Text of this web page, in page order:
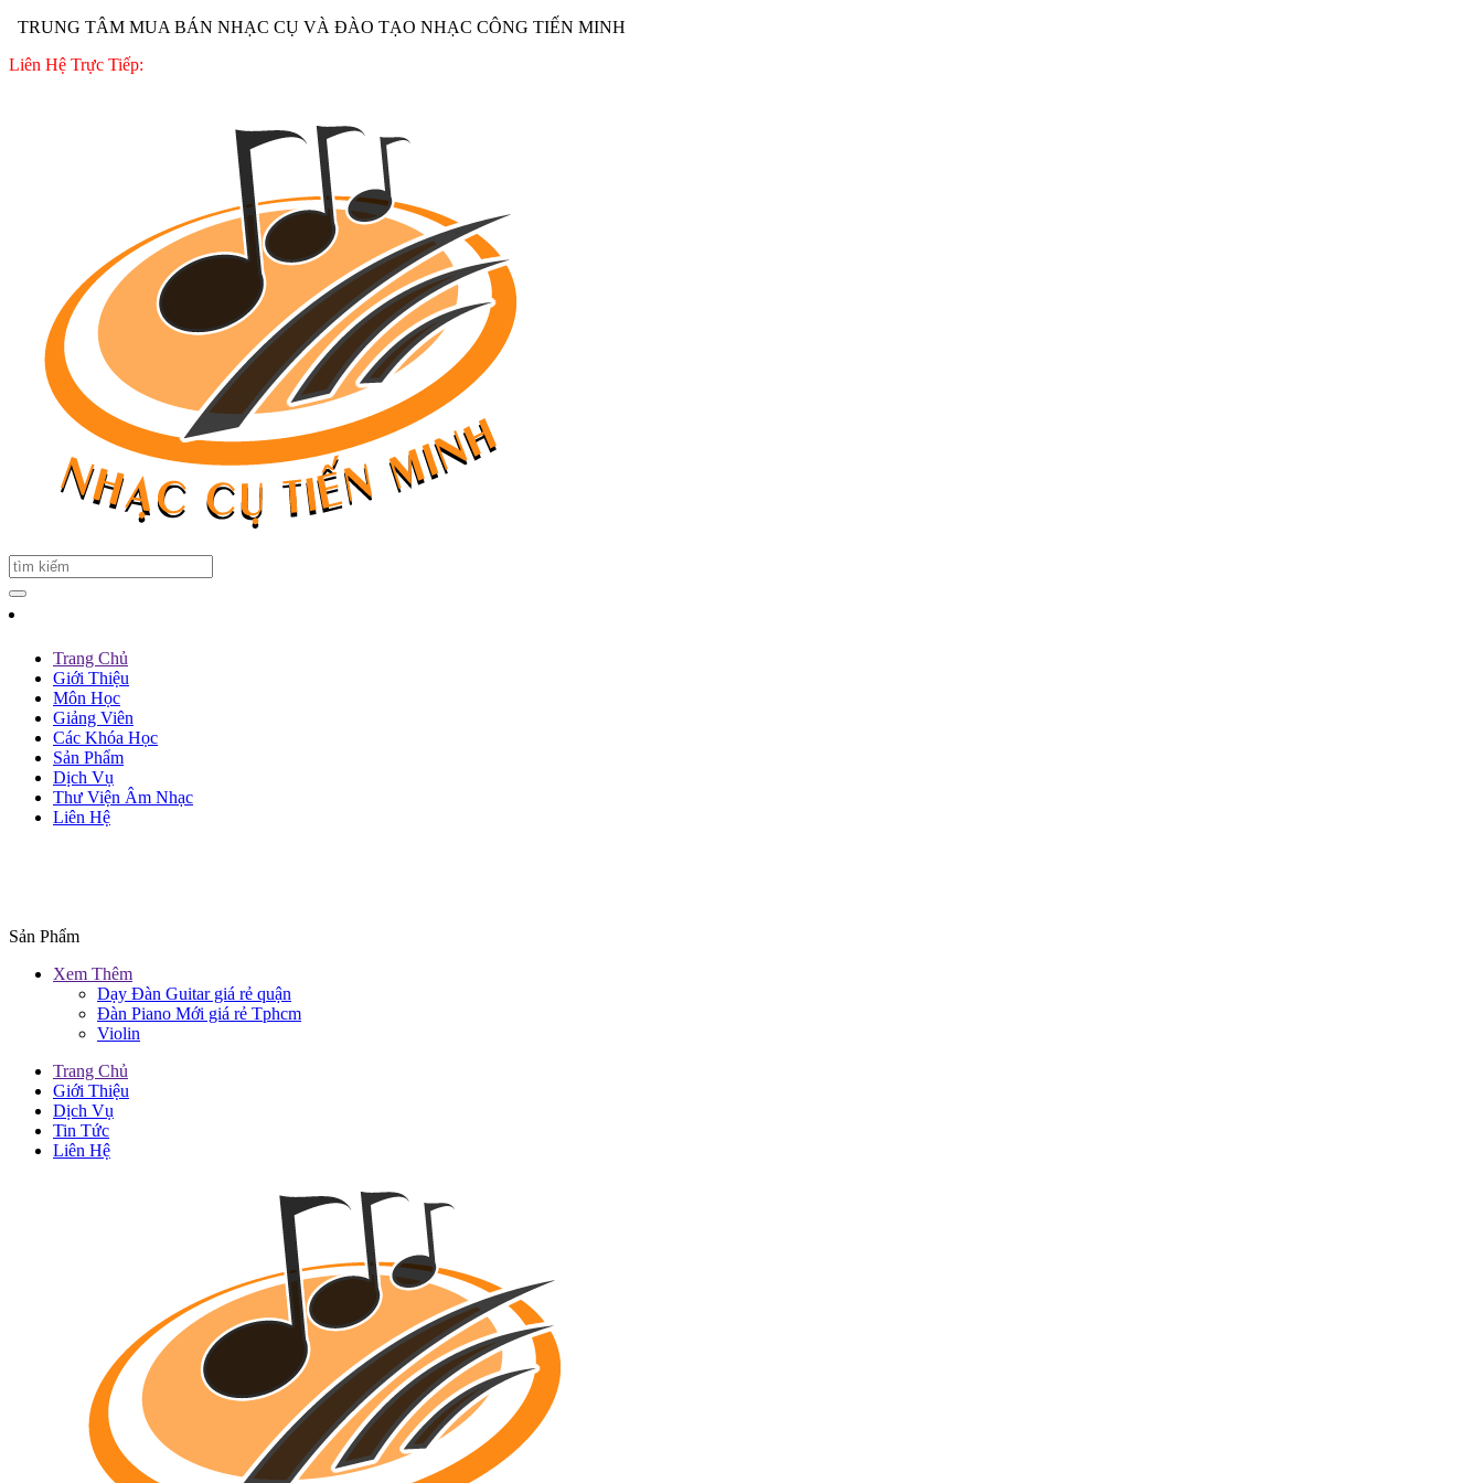
TRUNG TÂM MUA BÁN NHẠC CỤ VÀ ĐÀO TẠO NHẠC CÔNG TIẾN MINH
Liên Hệ Trực Tiếp:
Trang Chủ
Giới Thiệu
Môn Học
Giảng Viên
Các Khóa Học
Sản Phẩm
Dịch Vụ
Thư Viện Âm Nhạc
Liên Hệ
Sản Phẩm
Xem Thêm
Dạy Đàn Guitar giá rẻ quận
Đàn Piano Mới giá rẻ Tphcm
Violin
Trang Chủ
Giới Thiệu
Dịch Vụ
Tin Tức
Liên Hệ